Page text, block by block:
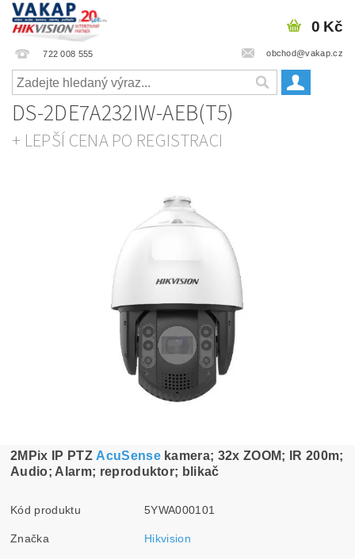
722 008 555 obchod@vakap.cz
0 Kč
DS-2DE7A232IW-AEB(T5)
+ LEPŠÍ CENA PO REGISTRACI
2MPix IP PTZ AcuSensekamera; 32x ZOOM; IR 200m;
Audio; Alarm; reproduktor; blikač
Kód produktu 5YWA000101
Značka Hikvision